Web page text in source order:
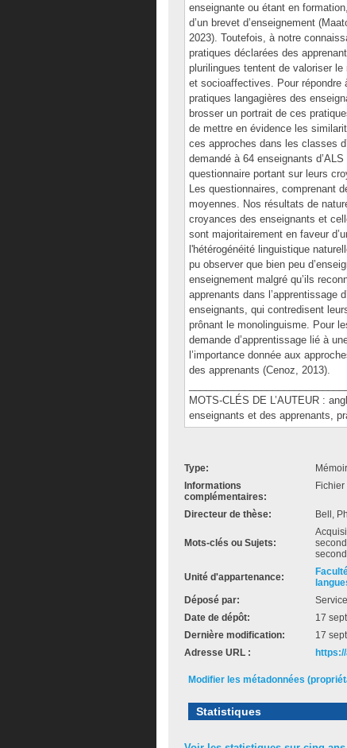
enseignante ou étant en
d’un brevet d’enseignement
2023). Toutefois, à notre
pratiques déclarées des
plurilingues tentent de valoriser le
et socioaffectives. Pour
pratiques langagières des
brosser un portrait de ces
de mettre en évidence les
ces approches dans les classes
demandé à 64 enseignants
questionnaire portant sur leurs
Les questionnaires, comprenant
moyennes. Nos résultats de
croyances des enseignants et
sont majoritairement en faveur
l'hétérogénéité linguistique
pu observer que bien peu
enseignement malgré qu’ils
apprenants dans l’apprentissage
enseignants, qui contredisent
prônant le monolinguisme. Pour
demande d’apprentissage lié à
l’importance donnée aux
des apprenants (Cenoz, 2013).
MOTS-CLÉS DE L’AUTEUR :
enseignants et des apprenants,
Type:
Informations
complémentaires:
Directeur de thèse: Bell,
Mots-clés ou Sujets:
Unité d'appartenance:
Déposé par:
Date de dépôt:
17
Dernière modification:
17
Adresse URL :
Modifier les métadonnées
Statistiques